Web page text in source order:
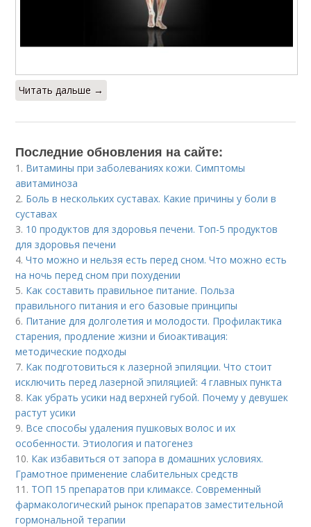
Читать дальше →
Последние обновления на сайте:
1. Витамины при заболеваниях кожи. Симптомы
авитаминоза
2. Боль в нескольких суставах. Какие причины у боли в
суставах
3. 10 продуктов для здоровья печени. Топ-5 продуктов
для здоровья печени
4.Что можно и нельзя есть перед сном. Что можно есть
на ночь перед сном при похудении
5. Как составить правильное питание. Польза
правильного питания и его базовые принципы
6. Питание для долголетия и молодости. Профилактика
старения, продление жизни и биоактивация:
методические подходы
7. Как подготовиться к лазерной эпиляции. Что стоит
исключить перед лазерной эпиляцией: 4 главных пункта
8. Как убрать усики над верхней губой. Почему у девушек
растут усики
9. Все способы удаления пушковых волос и их
особенности. Этиология и патогенез
10. Как избавиться от запора в домашних условиях.
Грамотное применение слабительных средств
11. ТОП 15 препаратов при климаксе. Современный
фармакологический рынок препаратов заместительной
гормональной терапии